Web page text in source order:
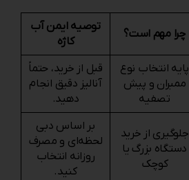
چرا مهم است؟
توصیه ایمن آب
کاژه
پایه انتخاب نوع
ممبران و پیش‌
تصفیه
قبل از خرید، حتماً
آنالیز دقیق انجام
دهید.
جلوگیری از خرید
دستگاه بزرگ یا
کوچک
بر اساس دبی
لحظه‌ای و مصرف
روزانه انتخاب
کنید.